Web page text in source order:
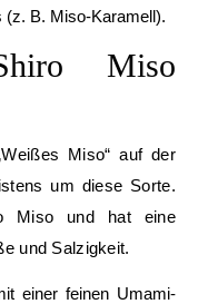
B. Miso-Karamell).
Miso
Miso“ auf der
um diese Sorte.
Miso und hat eine
und Salzigkeit.
einer feinen Umami-